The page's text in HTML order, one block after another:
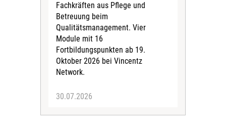
Fachkräften aus Pflege und
Betreuung beim
Qualitätsmanagement. Vier
Module mit 16
Fortbildungspunkten ab 19.
Oktober 2026 bei Vincentz
Network.
30.07.2026